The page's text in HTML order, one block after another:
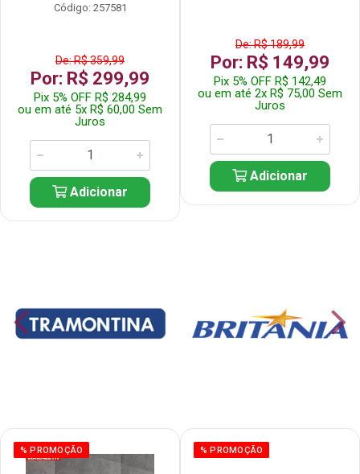
Código: 257581
De: R$ 359,99
Por: R$ 299,99
Pix 5% OFF R$ 284,99
ou em até 5x R$ 60,00 Sem
Juros
Adicionar
De: R$ 189,99
Por: R$ 149,99
Pix 5% OFF R$ 142,49
ou em até 2x R$ 75,00 Sem
Juros
Adicionar
% PROMOÇÃO % PROMOÇÃO